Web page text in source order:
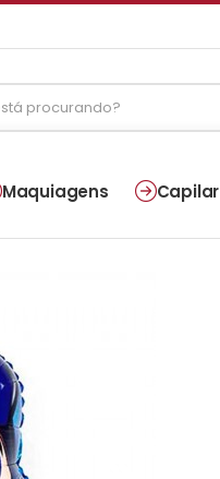
Maquiagens Capilar